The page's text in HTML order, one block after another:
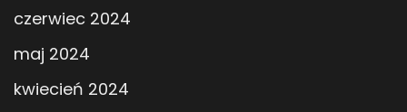
czerwiec 2024
maj 2024
kwiecień 2024